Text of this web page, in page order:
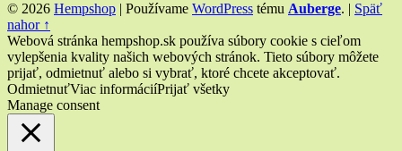
© 2026 Hempshop | Používame WordPress tému Auberge. | Späť
nahor ↑
Webová stránka hempshop.sk používa súbory cookie s cieľom
vylepšenia kvality našich webových stránok. Tieto súbory môžete
prijať, odmietnuť alebo si vybrať, ktoré chcete akceptovať.
OdmietnuťViac informáciíPrijať všetky
Manage consent